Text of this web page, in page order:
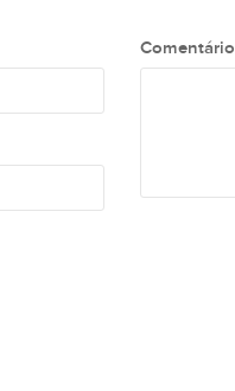
Comentário